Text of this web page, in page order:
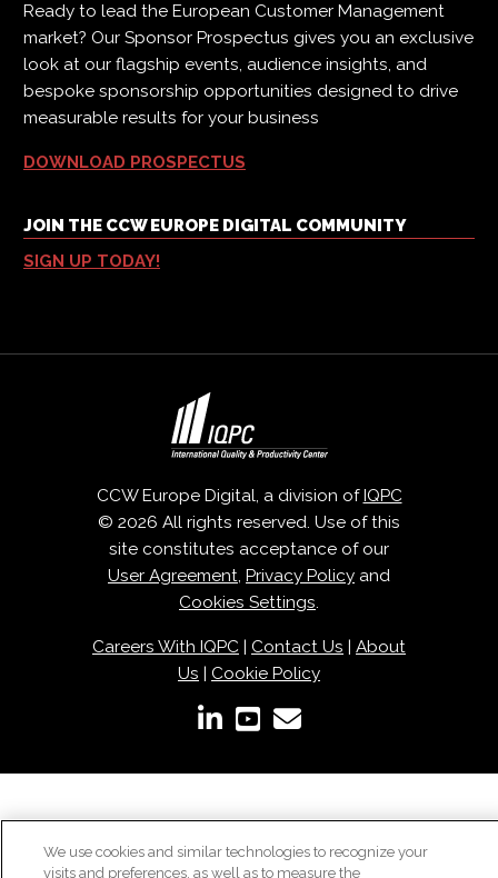
Ready to lead the European Customer Management
market? Our Sponsor Prospectus gives you an exclusive
look at our flagship events, audience insights, and
bespoke sponsorship opportunities designed to drive
measurable results for your business
DOWNLOAD PROSPECTUS
JOIN THE CCW EUROPE DIGITAL COMMUNITY
SIGN UP TODAY!
CCW Europe Digital, a division ofIQPC
© 2026 All rights reserved. Use of this
site constitutes acceptance of our
User Agreement, Privacy Policy and
Cookies Settings.
Careers With IQPC | Contact Us | About
Us | Cookie Policy
We use cookies and similar technologies to recognize your
visits and preferences, as well as to measure the